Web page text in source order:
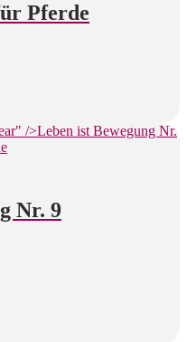
Pferde
Nr. 9